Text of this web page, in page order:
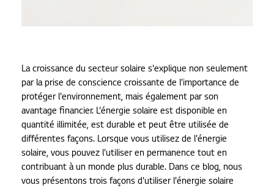
La croissance du secteur solaire s'explique non seulement
par la prise de conscience croissante de l'importance de
protéger l'environnement, mais également par son
avantage financier. L'énergie solaire est disponible en
quantité illimitée, est durable et peut être utilisée de
différentes façons. Lorsque vous utilisez de l'énergie
solaire, vous pouvez l'utiliser en permanence tout en
contribuant à un monde plus durable. Dans ce blog, nous
vous présentons trois façons d'utiliser l'énergie solaire